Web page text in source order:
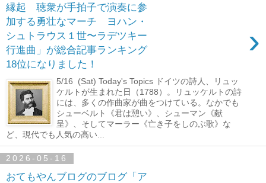
縁起 聴衆が手拍子で演奏に参
加する勇壮なマーチ ヨハン・
シュトラウス１世〜ラデツキー
行進曲」が総合記事ランキング
18位になりました！
›
5/16 (Sat) Today's Topics ドイツの詩人、リュッ
ケルトが生まれた日（1788）。リュッケルトの詩
には、多くの作曲家が曲をつけている。なかでも
シューベルト《君は憩い》、シューマン《献
呈》、そしてマーラー《亡き子をしのぶ歌》な
ど、現代でも人気の高い...
2026-05-16
おてもやんブログのブログ「ア